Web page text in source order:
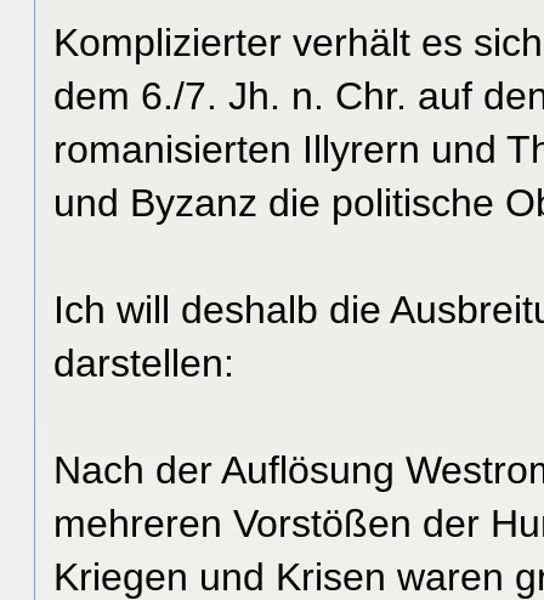
Komplizierter verhält es
dem 6./7. Jh. n. Chr. auf
romanisierten Illyrern und
und Byzanz die politische
Ich will deshalb die
darstellen:
Nach der Auflösung
mehreren Vorstößen der
Kriegen und Krisen waren